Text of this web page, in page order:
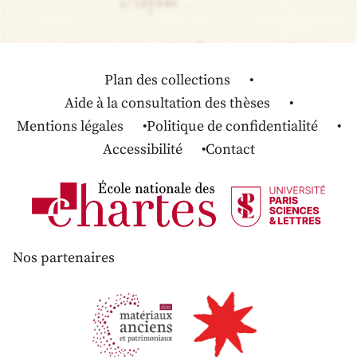
Plan des collections
Aide à la consultation des thèses
Mentions légales
Politique de confidentialité
Accessibilité
Contact
Nos partenaires